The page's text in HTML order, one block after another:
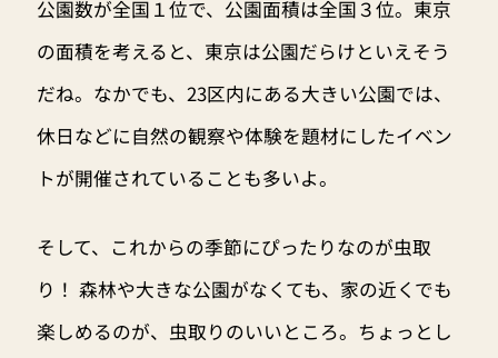
公園数が全国１位で、公園面積は全国３位。東京
の面積を考えると、東京は公園だらけといえそう
だね。なかでも、23区内にある大きい公園では、
休日などに自然の観察や体験を題材にしたイベン
トが開催されていることも多いよ。
そして、これからの季節にぴったりなのが虫取
り！ 森林や大きな公園がなくても、家の近くでも
楽しめるのが、虫取りのいいところ。ちょっとし